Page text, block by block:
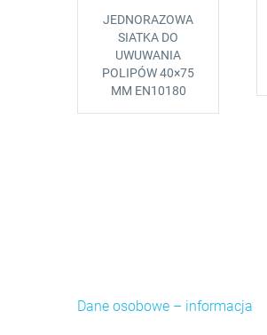
JEDNORAZOWA
SIATKA DO
UWUWANIA
POLIPÓW 40×75
MM EN10180
Dane osobowe – informacja